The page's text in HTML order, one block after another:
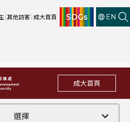
其他訪客 成大首頁 SDGs EN
成大首頁
選擇
全部